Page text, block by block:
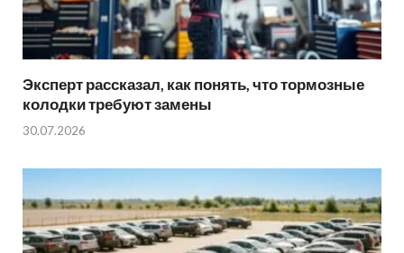
Эксперт рассказал, как понять, что тормозные
колодки требуют замены
30.07.2026